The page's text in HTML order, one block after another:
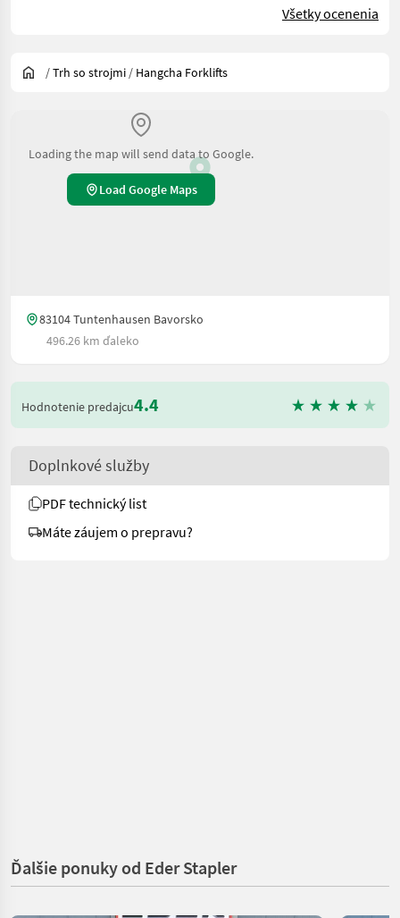
Všetky ocenenia
/Trh so strojmi / Hangcha Forklifts
Loading the map will send data to Google.
Load Google Maps
83104 Tuntenhausen Bavorsko
496.26 km ďaleko
Hodnotenie predajcu4.4
Doplnkové služby
PDF technický list
Máte záujem o prepravu?
Ďalšie ponuky od Eder Stapler